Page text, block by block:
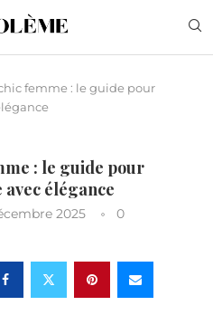
femme : le guide pour
: le guide pour
élégance
2025
0